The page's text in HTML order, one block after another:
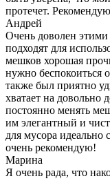
протечет.
Андрей
Очень доволен
подходят для
мешков хорошая
нужно беспокоиться
также был приятно
хватает на довольно
постоянно менять
им элегантный и
для мусора идеально
очень рекомендую!
Марина
Я очень рада, что